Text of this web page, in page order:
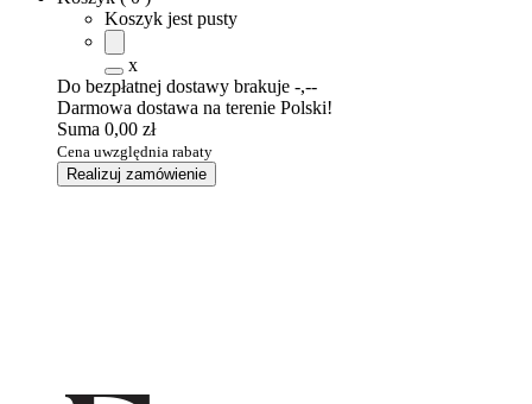
Koszyk jest pusty
x
Do bezpłatnej dostawy brakuje -,--
Darmowa dostawa na terenie Polski!
Suma 0,00 zł
Cena uwzględnia rabaty
Realizuj zamówienie